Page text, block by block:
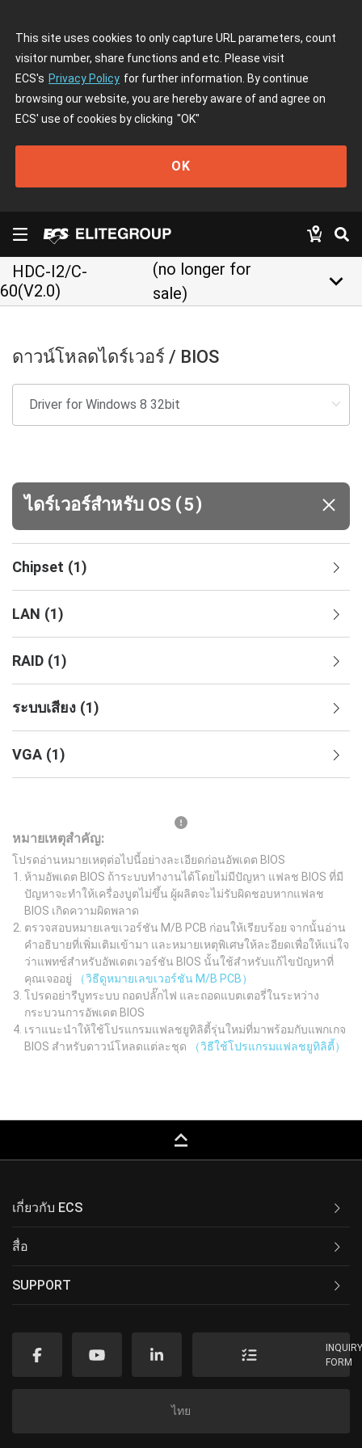
This site uses cookies to only capture URL parameters, count
visitor number, share functions and etc. Please visit
ECS's Privacy Policy for further information. By continue
browsing our website, you are hereby aware of and agree on
ECS' use of cookies by clicking "OK"
OK
HDC-I2/C-
60(V2.0)
(no longer for
sale)
keyboard_arrow_down
ดาวน์โหลดไดร์เวอร์ / BIOS
ไดร์เวอร์สำหรับ OS (5)
Chipset (1)
LAN (1)
RAID (1)
ระบบเสียง (1)
VGA (1)
หมายเหตุสำคัญ:
โปรดอ่านหมายเหตุต่อไปนี้อย่างละเอียดก่อนอัพเดต BIOS
ห้ามอัพเดต BIOS ถ้าระบบทำงานได้โดยไม่มีปัญหา แฟลช BIOS ที่มี
ปัญหาจะทำให้เครื่องบูตไม่ขึ้น ผู้ผลิตจะไม่รับผิดชอบหากแฟลช
BIOS เกิดความผิดพลาด
ตรวจสอบหมายเลขเวอร์ชัน M/B PCB ก่อนให้เรียบร้อย จากนั้นอ่าน
คำอธิบายที่เพิ่มเติมเข้ามา และหมายเหตุพิเศษให้ละอียดเพื่อให้แน่ใจ
ว่าแพทช์สำหรับอัพเดตเวอร์ชัน BIOS นั้นใช้สำหรับแก้ไขปัญหาที่
คุณเจออยู่
（วิธีดูหมายเลขเวอร์ชัน M/B PCB）
โปรดอย่ารีบูทระบบ ถอดปลั๊กไฟ และถอดแบตเตอรี่ในระหว่าง
กระบวนการอัพเดต BIOS
เราแนะนำให้ใช้โปรแกรมแฟลชยูทิลิตี้รุ่นใหม่ที่มาพร้อมกับแพกเกจ
BIOS สำหรับดาวน์โหลดแต่ละชุด
（วิธีใช้โปรแกรมแฟลชยูทิลิตี้）
keyboard_capslock
เกี่ยวกับ ECS
สื่อ
SUPPORT
FORM
ไทย